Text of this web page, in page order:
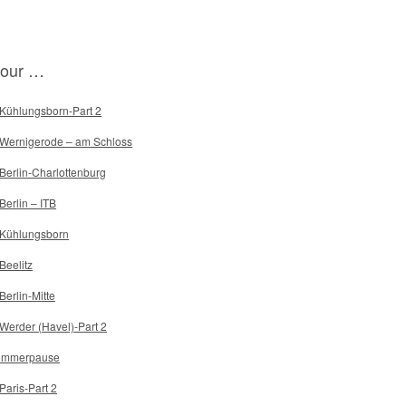
…
Part 2
– am Schloss
Charlottenburg
– ITB
Mitte
(Havel)-Part 2
Part 2